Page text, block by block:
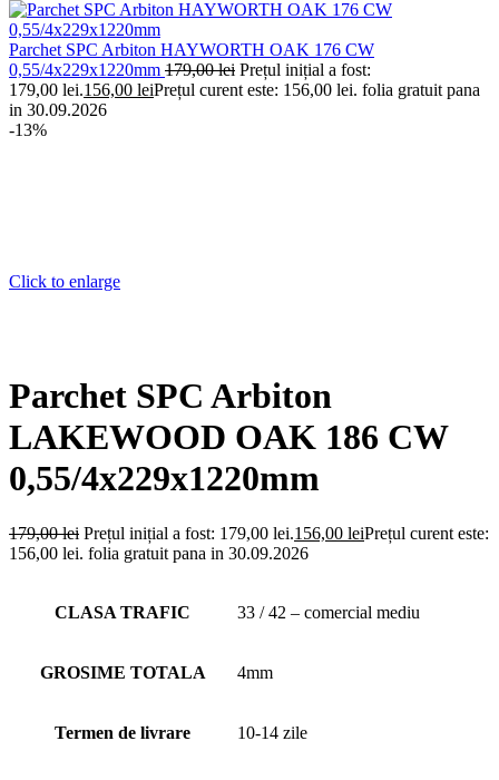
Parchet SPC Arbiton HAYWORTH OAK 176 CW
0,55/4x229x1220mm 179,00lei Prețul inițial a fost:
179,00 lei.156,00 leiPrețul curent este: 156,00 lei. folia gratuit pana
in 30.09.2026
-13%
Click to enlarge
Parchet SPC Arbiton
LAKEWOOD OAK 186 CW
0,55/4x229x1220mm
179,00lei Prețul inițial a fost: 179,00 lei.156,00 leiPrețul curent este:
156,00 lei. folia gratuit pana in 30.09.2026
CLASA TRAFIC 33 / 42 – comercial mediu
GROSIME TOTALA 4mm
Termen de livrare 10-14 zile